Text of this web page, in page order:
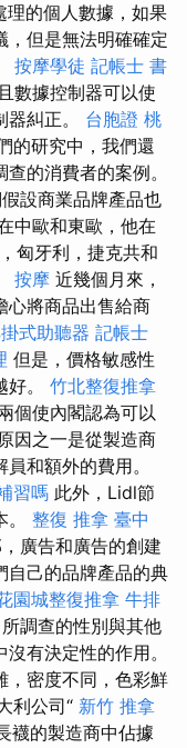
理的個人數據，如果
，但是無法明確確定
按摩學徒 記帳士 書
數據控制器可以使
糾正。 台胞證 桃
的研究中，我們還
的消費者的案例。
設商業品牌產品也
中歐和東歐，他在
匈牙利，捷克共和
按摩 近幾個月來，
心將商品出售給商
式助聽器 記帳士
但是，價格敏感性
。 竹北整復推拿
個使內閣認為可以
因之一是從製造商
和額外的費用。
習嗎 此外，Lidl節
整復 推拿 臺中
廣告和廣告的創建
自己的品牌產品的典
園城整復推拿 牛排
調查的性別與其他
有決定性的作用。
，密度不同，色彩鮮
利公司“ 新竹 推拿
襪的製造商中佔據